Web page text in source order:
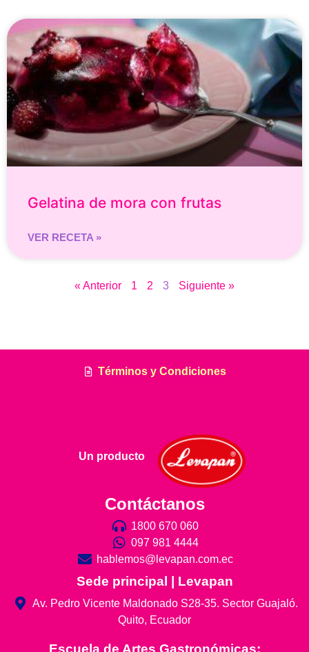
Gelatina de mora con frutas
VER RECETA »
« Anterior 1 2 3 Siguiente »
Términos y Condiciones
Un producto
Contáctanos
1800 670 060
097 981 4444
hablemos@levapan.com.ec
Sede principal | Levapan
Av. Pedro Vicente Maldonado S28-35. Sector Guajaló.
Quito, Ecuador
Escuela de Artes Gastronómicas: